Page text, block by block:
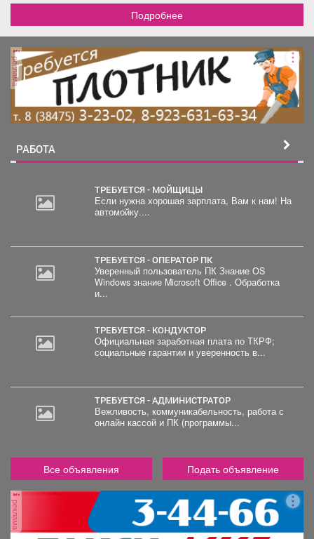
Подробнее
реклама
РАБОТА
ТРЕБУЕТСЯ - МОЙЩИЦЫ
Если нужна хорошая зарплата, Вам к нам! На
автомойку....
ТРЕБУЕТСЯ - ОПЕРАТОР ПК
Уверенный пользователь ПК Знание OS
Windows знание Microsoft Office . Обработка
и...
ТРЕБУЕТСЯ - КОНДУКТОР
Официальная заработная плата по ТКРФ;
социальные гарантии и уверенность в...
ТРЕБУЕТСЯ - АДМИНИСТРАТОР
Вежливость, коммуникабельность, работа с
онлайн кассой и ПК (программы...
Все объявления Подать объявление
реклама